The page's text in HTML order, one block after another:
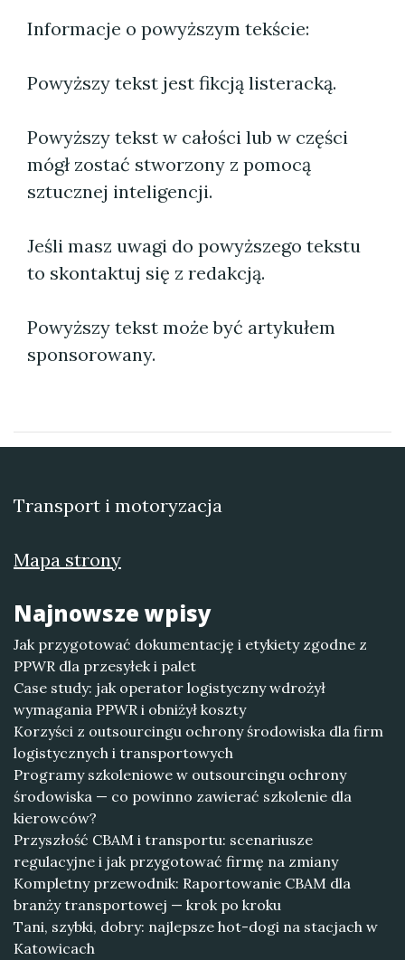
Informacje o powyższym tekście:
Powyższy tekst jest fikcją listeracką.
Powyższy tekst w całości lub w części
mógł zostać stworzony z pomocą
sztucznej inteligencji.
Jeśli masz uwagi do powyższego tekstu
to skontaktuj się z redakcją.
Powyższy tekst może być artykułem
sponsorowany.
Transport i motoryzacja
Mapa strony
Najnowsze wpisy
Jak przygotować dokumentację i etykiety zgodne z
PPWR dla przesyłek i palet
Case study: jak operator logistyczny wdrożył
wymagania PPWR i obniżył koszty
Korzyści z outsourcingu ochrony środowiska dla firm
logistycznych i transportowych
Programy szkoleniowe w outsourcingu ochrony
środowiska — co powinno zawierać szkolenie dla
kierowców?
Przyszłość CBAM i transportu: scenariusze
regulacyjne i jak przygotować firmę na zmiany
Kompletny przewodnik: Raportowanie CBAM dla
branży transportowej — krok po kroku
Tani, szybki, dobry: najlepsze hot-dogi na stacjach w
Katowicach